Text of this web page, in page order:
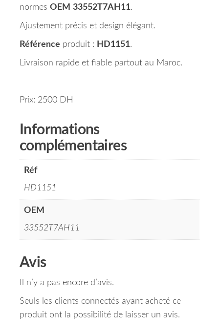
normes OEM 33552T7AH11.
Ajustement précis et design élégant.
Référence produit : HD1151.
Livraison rapide et fiable partout au Maroc.
Prix: 2500 DH
Informations
complémentaires
Réf
HD1151
OEM
33552T7AH11
Avis
Il n’y a pas encore d’avis.
Seuls les clients connectés ayant acheté ce
produit ont la possibilité de laisser un avis.